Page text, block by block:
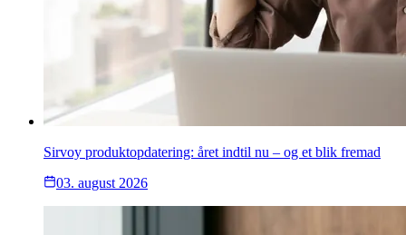
Sirvoy produktopdatering: året indtil nu – og et blik fremad
03. august 2026